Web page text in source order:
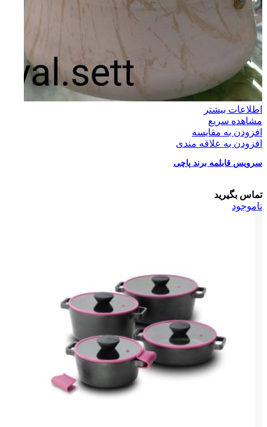
اطلاعات بیشتر
مشاهده سریع
افزودن به مقایسه
افزودن به علاقه مندی
سرویس قابلمه برند پاچی
تماس بگیرید
ناموجود